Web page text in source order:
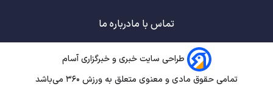
باشگاه های جهان
سروش رفیعی مقابل الریان فیکس است؟
تماس با مادرباره ما
طراحی سایت خبری و خبرگزاری آسام
تمامی حقوق مادی و معنوی متعلق به ورزش ۳۶۰ می‌باشد